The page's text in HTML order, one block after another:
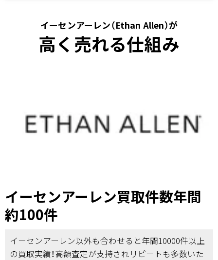
イーセンアーレン（Ethan Allen）が
高く売れる仕組み
イーセンアーレン買取件数年間
約100件
イーセンアーレン以外も合わせると年間10000件以上
の買取実績！高額査定が支持されリピートも多数いた